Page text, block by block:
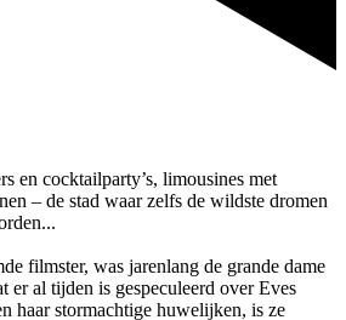
en cocktailparty’s, limousines met
– de stad waar zelfs de wildste dromen
filmster, was jarenlang de grande dame
er al tijden is gespeculeerd over Eves
haar stormachtige huwelijken, is ze